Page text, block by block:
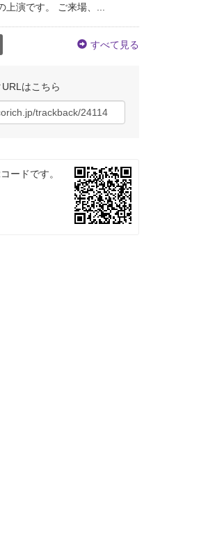
上演です。 ご来場、...
すべて見る
URLはこちら
ードです。